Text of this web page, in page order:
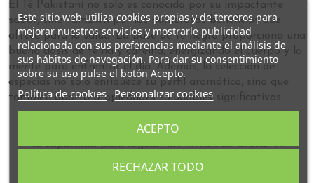
El Té Pakistaní no solo es conocido por su impactante
sabor, sino también por los numerosos beneficios que
ofrece para la salud. La base de té negro proporciona una
buena dosis de teína y cafeína, energizando el cuerpo y la
mente para enfrentar el día. Además, la selección de
especias no solo enriquece su perfil aromático, sino que
también aporta propiedades saludables significativas:
Canela: conocida por sus propiedades afrodisíacas y
su capacidad para regular los niveles de azúcar en
Este sitio web utiliza cookies propias y de terceros para
mejorar nuestros servicios y mostrarle publicidad
relacionada con sus preferencias mediante el análisis de
sus hábitos de navegación. Para dar su consentimiento
sobre su uso pulse el botón Acepto.
Política de cookies Personalizar cookies
RECHAZAR TODO
ACEPTO